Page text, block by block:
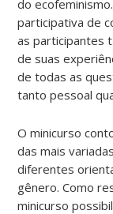
do
participativa de
as participantes
de suas
de todas as
tanto pessoal
O minicurso
das mais
diferentes
gênero. Como
minicurso